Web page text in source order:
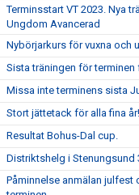
Terminsstart VT 2023. Nya
Ungdom Avancerad
Nybörjarkurs för vuxna och
Sista träningen för
Missa inte terminens sista
Stort jättetack för alla fina år!
Resultat Bohus-Dal cup.
Distriktshelg i Stenungsund
Påminnelse anmälan